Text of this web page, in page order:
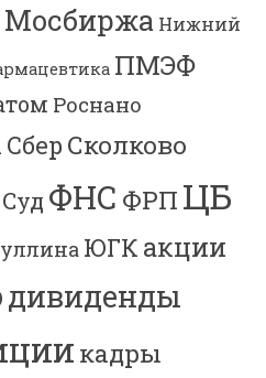
Мосбиржа Нижний
ПМЭФ
Роснано
Сбер Сколково
Суд ФНС ФРП ЦБ
ЮГК акции
дивиденды
кадры